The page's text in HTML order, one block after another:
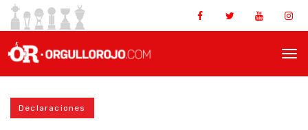
Declaraciones